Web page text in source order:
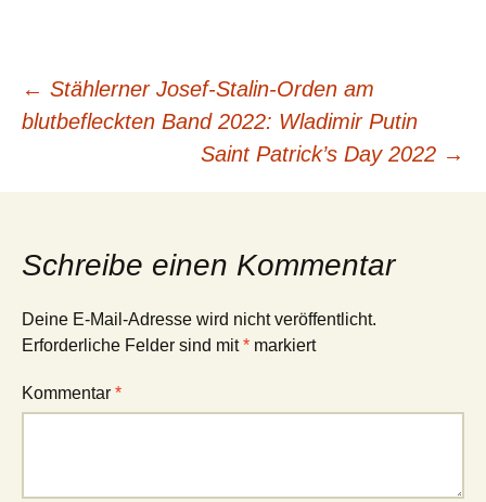
Beitragsnavigation
← Stählerner Josef-Stalin-Orden am
blutbefleckten Band 2022: Wladimir Putin
Saint Patrick’s Day 2022 →
Schreibe einen Kommentar
Deine E-Mail-Adresse wird nicht veröffentlicht.
Erforderliche Felder sind mit* markiert
Kommentar *